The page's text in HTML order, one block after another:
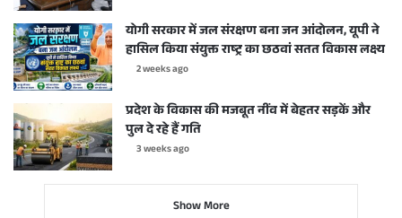
योगी सरकार में जल संरक्षण बना जन आंदोलन, यूपी ने
हासिल किया संयुक्त राष्ट्र का छठवां सतत विकास लक्ष्य
2 weeks ago
प्रदेश के विकास की मजबूत नींव में बेहतर सड़कें और
पुल दे रहे हैं गति
3 weeks ago
Show More